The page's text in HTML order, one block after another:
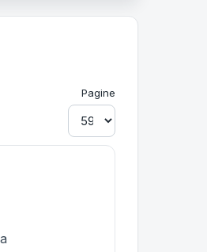
Pagine